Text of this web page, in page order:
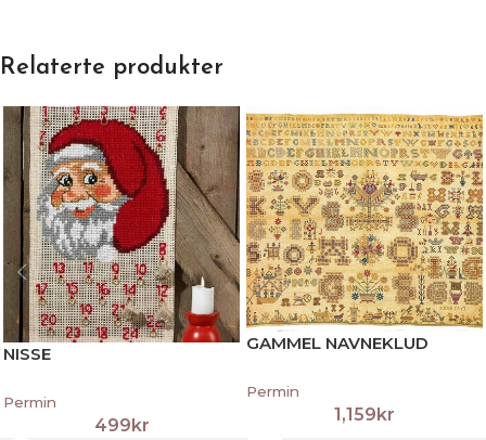
Relaterte produkter
NISSE
Permin
499kr
GAMMEL NAVNEKLUD
Permin
1,159kr